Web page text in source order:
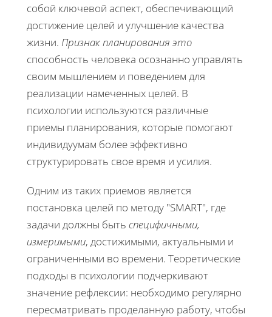
собой ключевой аспект, обеспечивающий
достижение целей и улучшение качества
жизни. Признак планирования это
способность человека осознанно управлять
своим мышлением и поведением для
реализации намеченных целей. В
психологии используются различные
приемы планирования, которые помогают
индивидуумам более эффективно
структурировать свое время и усилия.
Одним из таких приемов является
постановка целей по методу "SMART", где
задачи должны быть специфичными,
измеримыми, достижимыми, актуальными и
ограниченными во времени. Теоретические
подходы в психологии подчеркивают
значение рефлексии: необходимо регулярно
пересматривать проделанную работу, чтобы